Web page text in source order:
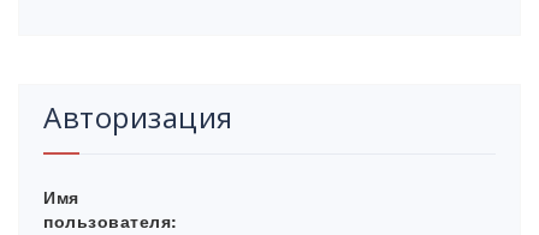
Авторизация
Имя
пользователя: